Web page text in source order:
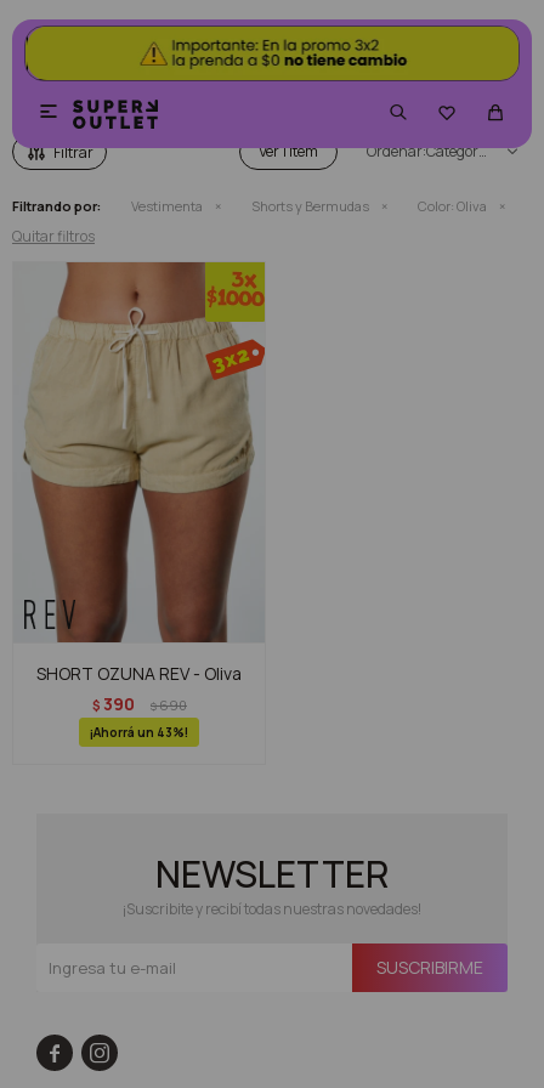

 SHORTS Y BERMUDAS COLOR OLIVA
Ver Categoría
Filtrando por: Vestimenta Shorts y Bermudas Color: Oliva
Quitar filtros
SHORT OZUNA REV - Oliva
$ 390 $690
43
NEWSLETTER
¡Suscribite y recibí todas nuestras novedades!
SUSCRIBIRME
 